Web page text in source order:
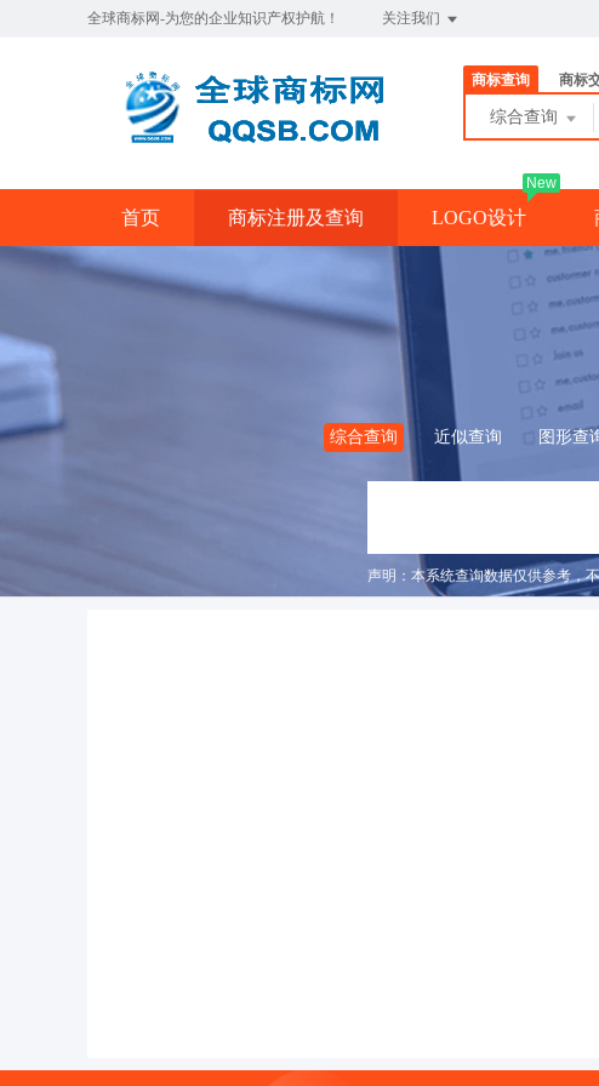
全球商标网-为您的企业知识产权护航！ 关注我们
商标查询 商标
综合查询
首页 商标注册及查询 LOGO设计
New
综合查询 近似查询 图形查
声明：本系统查询数据仅供参考，